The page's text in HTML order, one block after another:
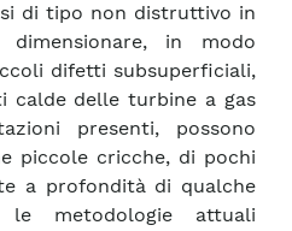
di tipo non distruttivo in
in modo
difetti subsuperficiali,
calde delle turbine a gas
presenti, possono
piccole cricche, di pochi
a profondità di qualche
metodologie attuali